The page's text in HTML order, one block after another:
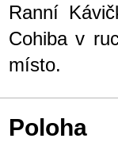
Ranní
Cohiba v
místo.
Poloha